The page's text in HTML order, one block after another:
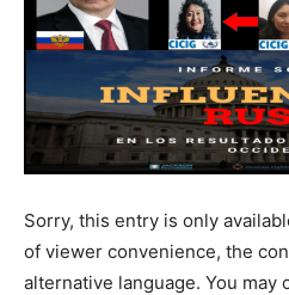
Sorry, this entry is only
of viewer convenience, the
alternative language. You